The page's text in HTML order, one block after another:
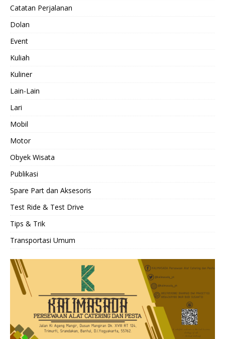
Catatan Perjalanan
Dolan
Event
Kuliah
Kuliner
Lain-Lain
Lari
Mobil
Motor
Obyek Wisata
Publikasi
Spare Part dan Aksesoris
Test Ride & Test Drive
Tips & Trik
Transportasi Umum